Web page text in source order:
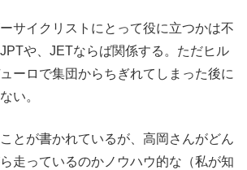
サイクリストにとって役に立つかは不
や、JETならば関係する。ただヒル
ーロで集団からちぎれてしまった後に
い。
とが書かれているが、高岡さんがどん
走っているのかノウハウ的な（私が知